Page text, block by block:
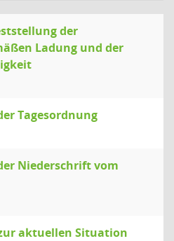
der
Ladung und der
Tagesordnung
Niederschrift vom
aktuellen Situation